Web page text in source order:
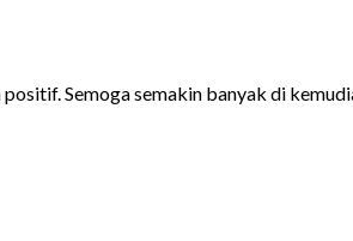
Semoga semakin banyak di